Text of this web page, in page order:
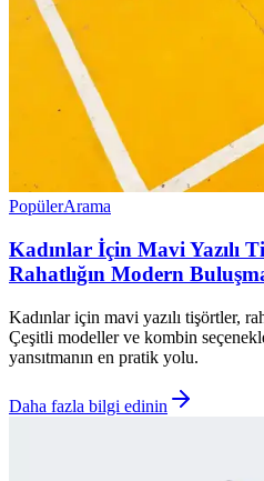
PopülerArama
Kadınlar İçin Mavi Yazılı
Rahatlığın Modern
Kadınlar için mavi yazılı tişörtler,
Çeşitli modeller ve kombin
yansıtmanın en pratik yolu.
Daha fazla bilgi edinin